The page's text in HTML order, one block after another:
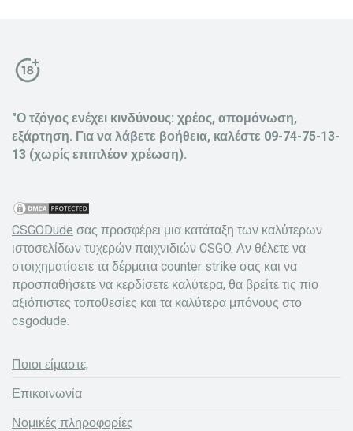
"Ο τζόγος ενέχει κινδύνους: χρέος, απομόνωση,
εξάρτηση. Για να λάβετε βοήθεια, καλέστε 09-74-75-13-
13 (χωρίς επιπλέον χρέωση).
CSGODude σας προσφέρει μια κατάταξη των καλύτερων
ιστοσελίδων τυχερών παιχνιδιών CSGO. Αν θέλετε να
στοιχηματίσετε τα δέρματα counter strike σας και να
προσπαθήσετε να κερδίσετε καλύτερα, θα βρείτε τις πιο
αξιόπιστες τοποθεσίες και τα καλύτερα μπόνους στο
csgodude.
Ποιοι είμαστε;
Επικοινωνία
Νομικές πληροφορίες